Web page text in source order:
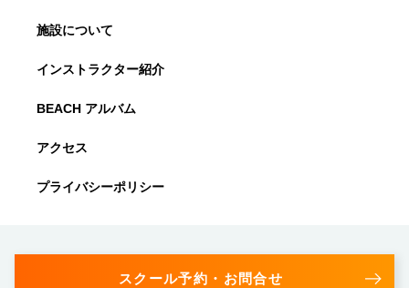
施設について
インストラクター紹介
BEACH アルバム
アクセス
プライバシーポリシー
スクール予約・お問合せ